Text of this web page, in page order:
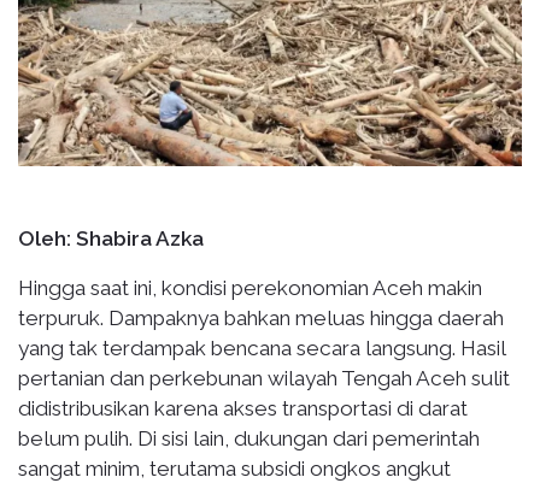
Oleh: Shabira Azka
Hingga saat ini, kondisi perekonomian Aceh makin
terpuruk. Dampaknya bahkan meluas hingga daerah
yang tak terdampak bencana secara langsung. Hasil
pertanian dan perkebunan wilayah Tengah Aceh sulit
didistribusikan karena akses transportasi di darat
belum pulih. Di sisi lain, dukungan dari pemerintah
sangat minim, terutama subsidi ongkos angkut